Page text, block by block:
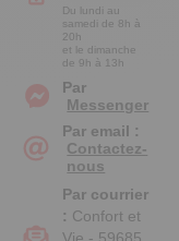
Du lundi au
samedi de 8h à
20h
et le dimanche
de 9h à 13h
Par
Messenger
Par email :
Contactez-
nous
Par courrier
: Confort et